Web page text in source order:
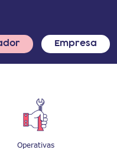
Empresa
Operativas